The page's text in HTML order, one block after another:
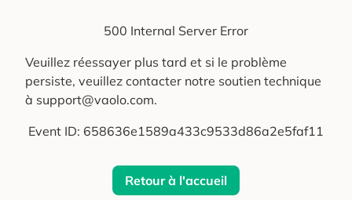
500 Internal Server Error
Veuillez réessayer plus tard et si le problème
persiste, veuillez contacter notre soutien technique
à support@vaolo.com.
Event ID: 658636e1589a433c9533d86a2e5faf11
Retour à l'accueil